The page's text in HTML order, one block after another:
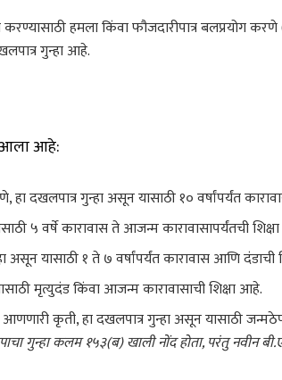
हमला किंवा फौजदारीपात्र बलप्रयोग
गुन्हा आहे.
आला आहे:
दखलपात्र गुन्हा असून यासाठी १० वर्षांपर्यंत
५ वर्षे कारावास ते आजन्म कारावासापर्यंतची
यासाठी १ ते ७ वर्षांपर्यंत कारावास आणि दंडाची
मृत्युदंड किंवा आजन्म कारावासाची शिक्षा आहे.
कृती, हा दखलपात्र गुन्हा असून यासाठी
गुन्हा कलम १५३(ब) खाली नोंद होता, परंतु नवीन